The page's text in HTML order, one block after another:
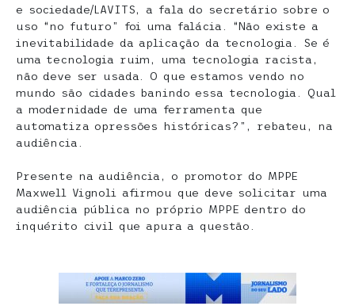
e sociedade/LAVITS, a fala do secretário sobre o
uso “no futuro” foi uma falácia. “Não existe a
inevitabilidade da aplicação da tecnologia. Se é
uma tecnologia ruim, uma tecnologia racista,
não deve ser usada. O que estamos vendo no
mundo são cidades banindo essa tecnologia. Qual
a modernidade de uma ferramenta que
automatiza opressões históricas?”, rebateu, na
audiência.
Presente na audiência, o promotor do MPPE
Maxwell Vignoli afirmou que deve solicitar uma
audiência pública no próprio MPPE dentro do
inquérito civil que apura a questão.